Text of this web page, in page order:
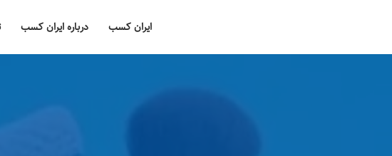
ایران کسب درباره ایران کسب